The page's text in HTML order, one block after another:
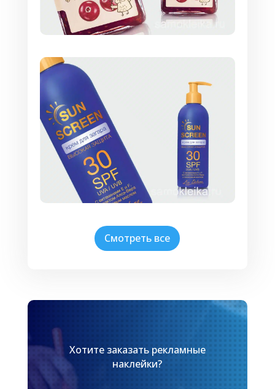
Смотреть все
Хотите заказать рекламные
наклейки?